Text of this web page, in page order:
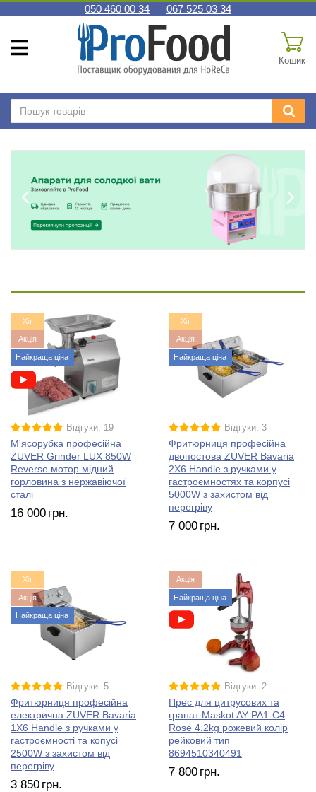
050 460 00 34 067 525 03 34
Кошик
Хіт
Акція
Найкраща ціна
Відгуки: 19
М'ясорубка професійна
ZUVER Grinder LUX 850W
Reverse мотор мідний
горловина з нержавіючої
сталі
16 000 грн.
Хіт
Акція
Найкраща ціна
Відгуки: 3
Фритюрниця професійна
двопостова ZUVER Bavaria
2X6 Handle з ручками у
гастроємностях та корпусі
5000W з захистом від
перегріву
7 000 грн.
Хіт
Акція
Найкраща ціна
Відгуки: 5
Фритюрниця професійна
електрична ZUVER Bavaria
1X6 Handle з ручками у
гастроємності та копусі
2500W з захистом від
перегріву
3 850 грн.
Акція
Найкраща ціна
Відгуки: 2
Прес для цитрусових та
гранат Maskot AY PA1-C4
Rose 4.2kg рожевий колір
рейковий тип
8694510340491
7 800 грн.